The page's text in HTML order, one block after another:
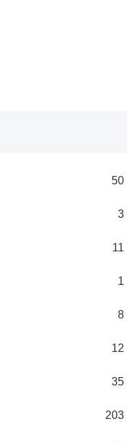
50
3
11
1
8
12
35
203